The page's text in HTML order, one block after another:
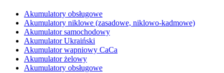
Akumulatory obsługowe
Akumulatory niklowe (zasadowe, niklowo-kadmowe)
Akumulator samochodowy
Akumulator Ukraiński
Akumulator wapniowy CaCa
Akumulator żelowy
Akumulatory obsługowe